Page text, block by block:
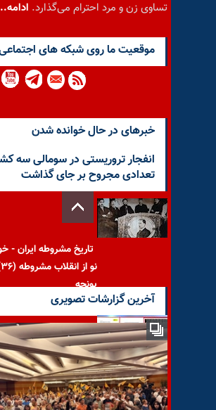
تساوی زن و مرد احترام می‌گذارد.
موقعيت ما روى شبكه هاى
خبرهای در حال خوانده شدن
انفجار تروریستی در سومالی سه
تعدادی مجروح بر جای گذاشت
تاریخ مشروطه ایران -
یونجه
شواهد موج جدید اعدامها
مقامات
آخرین گزارشات تصویری